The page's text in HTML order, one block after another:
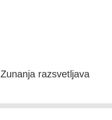
Zunanja razsvetljava